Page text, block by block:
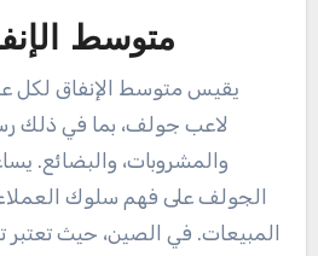
متوسط
يقيس متوسط الإنفاق لكل
لاعب جولف، بما في ذلك
والمشروبات، والبضائع.
الجولف على فهم سلوك
المبيعات. في الصين، حيث تعتبر